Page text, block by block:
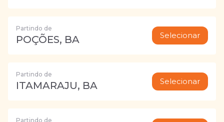
Partindo de
POÇÕES, BA Selecionar
Partindo de
ITAMARAJU, BA Selecionar
Partindo de